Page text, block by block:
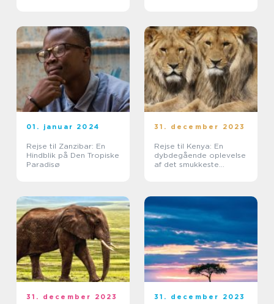
01. januar 2024
Rejse til Zanzibar: En
Hindblik på Den Tropiske
Paradisø
31. december 2023
Rejse til Kenya: En
dybdegående oplevelse
af det smukkeste
31. december 2023 31. december 2023